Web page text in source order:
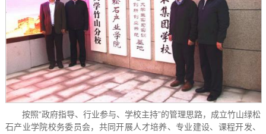
按照“政府指导、行业参与、学校主持”的管理思路，成立竹山绿松
石产业学院校务委员会，共同开展人才培养、专业建设、课程开发、